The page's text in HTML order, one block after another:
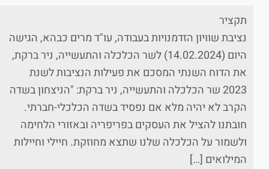
תקציר
נציבת שוויון הזדמנויות בעבודה, עו"ד מרים כבהא, הגישה
היום (14.02.2024) לשר הכלכלה והתעשייה, ניר ברקת,
את הדוח השנתי המסכם את פעילות הנציבות לשנת
2023 שר הכלכלה והתעשייה, ניר ברקת: "הניצחון בשדה
הקרב לא יהיה מלא אם נפסיד בשדה הכלכלי-חברתי.
חובתנו להציל את העסקים בפריפריה ובאזורי הלחימה
ולשמור על הכלכלה שלנו שתצא מחוזקת. חיילי וחיילות
המילואים […]